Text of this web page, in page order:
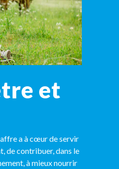
et
a à cœur de servir
de contribuer, dans le
à mieux nourrir